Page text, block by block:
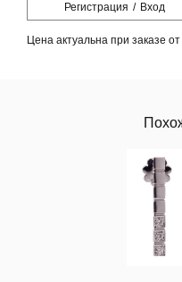
Регистрация / Вход
Цена актуальна при заказе